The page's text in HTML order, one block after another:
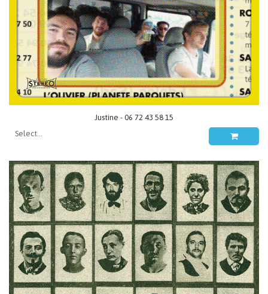
Justine - 06 72 43 58 15